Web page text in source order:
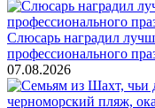
Слюсарь наградил
профессионального
07.08.2026